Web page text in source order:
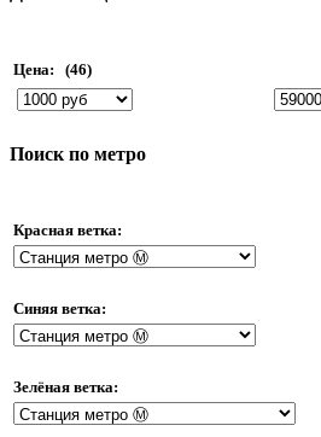
Цена: (46)
Поиск по метро
Красная ветка:
Синяя ветка:
Зелёная ветка: